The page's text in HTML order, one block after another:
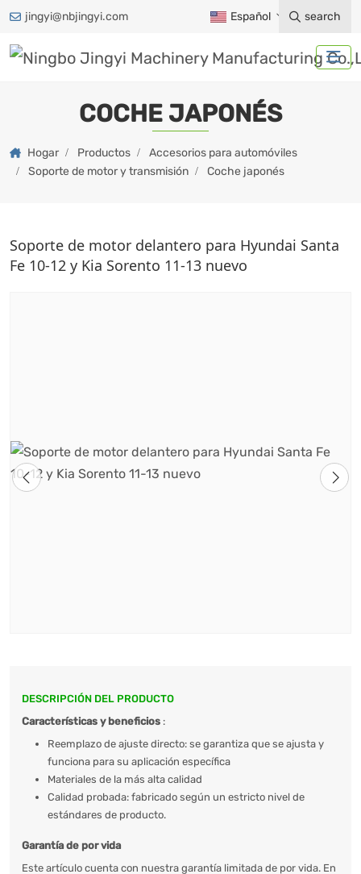
jingyi@nbjingyi.com Español search
COCHE JAPONÉS
Hogar Productos
Accesorios para automóviles
Soporte de motor y transmisión
Coche japonés
Soporte de motor delantero para Hyundai Santa
Fe 10-12 y Kia Sorento 11-13 nuevo
DESCRIPCIÓN DEL PRODUCTO
Características y beneficios :
Reemplazo de ajuste directo: se garantiza que se ajusta y
funciona para su aplicación específica
Materiales de la más alta calidad
Calidad probada: fabricado según un estricto nivel de
estándares de producto.
Garantía de por vida
Este artículo cuenta con nuestra garantía limitada de por vida. En